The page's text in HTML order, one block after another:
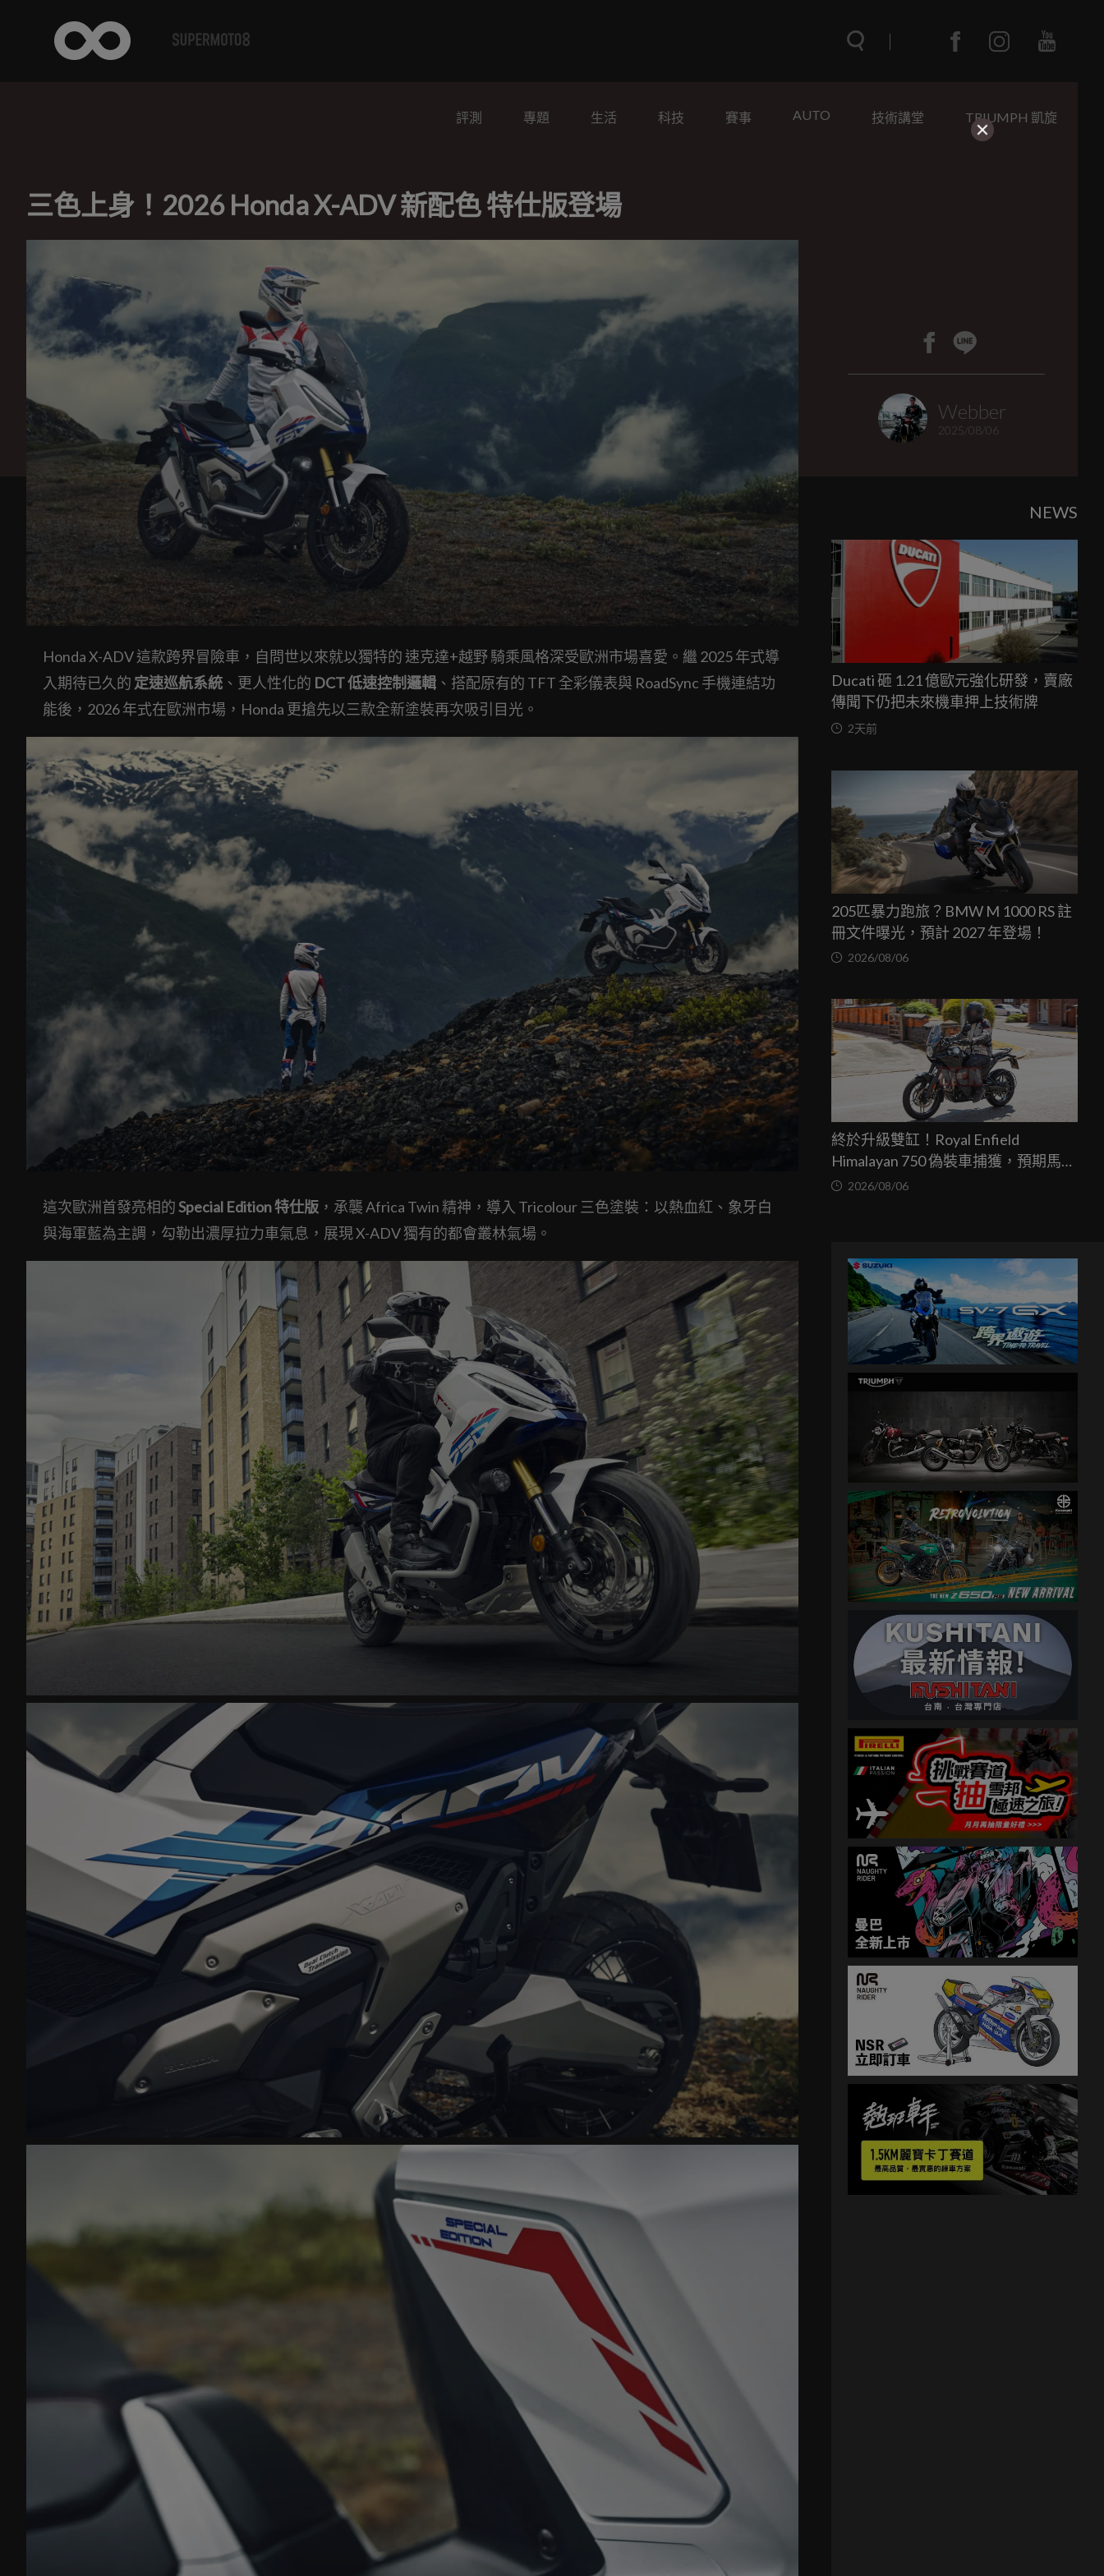
評測 專題 生活 科技 賽事 AUTO 技術講堂 TRIUMPH 凱旋
三色上身！2026 Honda X-ADV 新配色 特仕版登場
Webber
2025/08/06
Honda X-ADV 這款跨界冒險車，自問世以來就以獨特的 速克達+越野 騎乘風格深受歐洲市場喜愛。繼 2025 年式導
入期待已久的 定速巡航系統 、更人性化的 DCT 低速控制邏輯 、搭配原有的 TFT 全彩儀表與 RoadSync 手機連結功
能後，2026 年式在歐洲市場，Honda 更搶先以三款全新塗裝再次吸引目光。
這次歐洲首發亮相的Special Edition 特仕版 ，承襲 Africa Twin 精神，導入 Tricolour 三色塗裝：以熱血紅、象牙白
與海軍藍為主調，勾勒出濃厚拉力車氣息，展現 X-ADV 獨有的都會叢林氣場。
NEWS
Ducati 砸 1.21 億歐元強化研發，賣廠
傳聞下仍把未來機車押上技術牌
2天前
205匹暴力跑旅？BMW M 1000 RS 註
冊文件曝光，預計 2027 年登場！
2026/08/06
終於升級雙缸！Royal Enfield
Himalayan 750 偽裝車捕獲，預期馬力
突破67匹，最快米蘭車展亮相
2026/08/06